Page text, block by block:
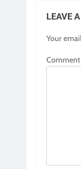
LEAVE
Your
Comment